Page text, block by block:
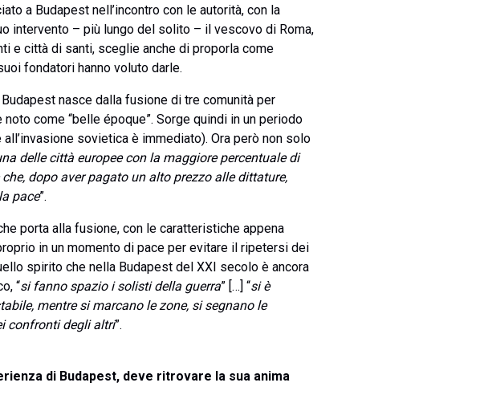
a Budapest nell’incontro con le autorità, con la
intervento – più lungo del solito – il vescovo di Roma,
e città di santi, sceglie anche di proporla come
fondatori hanno voluto darle.
nasce dalla fusione di tre comunità per
come “belle époque”. Sorge quindi in un periodo
sovietica è immediato). Ora però non solo
delle città europee con la maggiore percentuale di
dopo aver pagato un alto prezzo alle dittature,
pace”.
porta alla fusione, con le caratteristiche appena
in un momento di pace per evitare il ripetersi dei
spirito che nella Budapest del XXI secolo è ancora
“si fanno spazio i solisti della guerra” […] “si è
mentre si marcano le zone, si segnano le
confronti degli altri”.
di Budapest, deve ritrovare la sua anima